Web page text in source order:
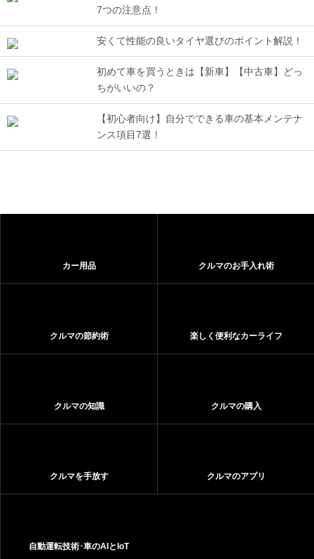
7つの注意点！
安くて性能の良いタイヤ選びのポイント解説！
初めて車を買うときは【新車】【中古車】どっ
ちがいいの？
【初心者向け】自分でできる車の基本メンテナ
ンス項目7選！
カー用品 クルマのお手入れ術
クルマの節約術 楽しく便利なカーライフ
クルマの知識 クルマの購入
クルマを手放す クルマのアプリ
自動運転技術･車のAIとIoT